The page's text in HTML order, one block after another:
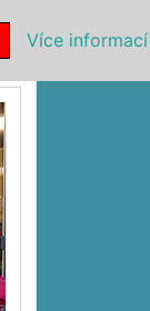
Více informací